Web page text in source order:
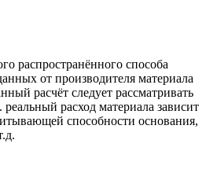
распространённого способа
от производителя материала
расчёт следует рассматривать
расход материала зависит
способности основания,